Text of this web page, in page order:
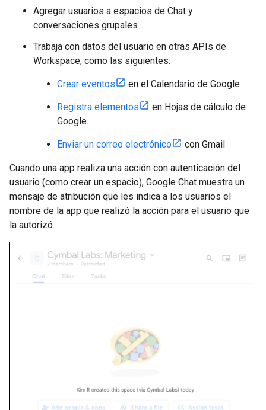
Agregar usuarios a espacios de Chat y
conversaciones grupales
Trabaja con datos del usuario en otras APIs de
Workspace, como las siguientes:
Crear eventos en el Calendario de Google
Registra elementos
en Hojas de cálculo de
Google.
Enviar un correo electrónico con Gmail
Cuando una app realiza una acción con autenticación del
usuario (como crear un espacio), Google Chat muestra un
mensaje de atribución que les indica a los usuarios el
nombre de la app que realizó la acción para el usuario que
la autorizó.